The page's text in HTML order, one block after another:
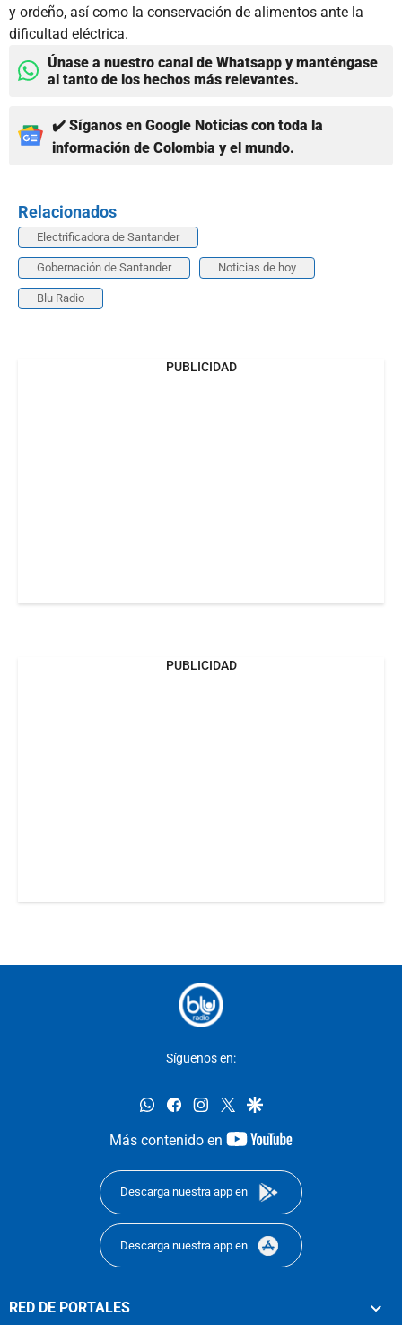
y ordeño, así como la conservación de alimentos ante la
dificultad eléctrica.
Únase a nuestro canal de Whatsapp y manténgase
al tanto de los hechos más relevantes.
✔️ Síganos en Google Noticias con toda la
información de Colombia y el mundo.
Relacionados
Electrificadora de Santander
Gobernación de Santander Noticias de hoy
Blu Radio
PUBLICIDAD
PUBLICIDAD
Síguenos en:
whatsappfacebookinstagram
twittergoogle
Más contenido en
youtube-
Descarga nuestra app en
Descarga nuestra app en
RED DE PORTALES